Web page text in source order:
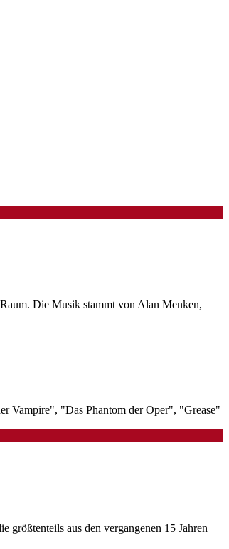
Die Musik stammt von Alan Menken,
Vampire", "Das Phantom der Oper", "Grease"
größtenteils aus den vergangenen 15 Jahren